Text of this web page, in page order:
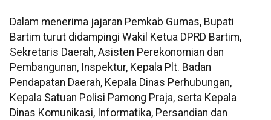
Dalam menerima jajaran Pemkab Gumas, Bupati
Bartim turut didampingi Wakil Ketua DPRD Bartim,
Sekretaris Daerah, Asisten Perekonomian dan
Pembangunan, Inspektur, Kepala Plt. Badan
Pendapatan Daerah, Kepala Dinas Perhubungan,
Kepala Satuan Polisi Pamong Praja, serta Kepala
Dinas Komunikasi, Informatika, Persandian dan